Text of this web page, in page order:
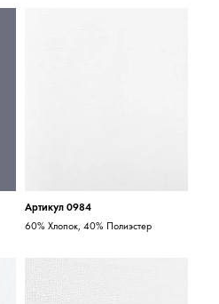
Артикул 0984
60% Хлопок, 40% Полиэстер